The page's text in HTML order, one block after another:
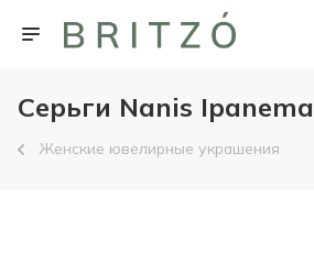
Серьги Nanis Ipanema
Женские ювелирные украшения